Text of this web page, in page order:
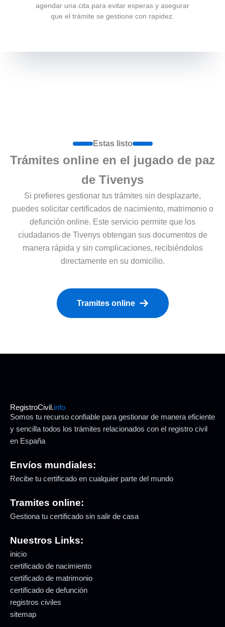
agendar una cita para evitar esperas y asegurar
que el trámite se gestione con rapidez.
Estas listo
Trámites online en el jugado de paz
de Tivenys
Si prefieres gestionar tus trámites sin desplazarte,
puedes solicitar certificados de nacimiento, matrimonio o
defunción online. Este servicio permite que los
ciudadanos de Tivenys obtengan sus documentos de
manera rápida y sin complicaciones, recibiéndolos
directamente en su domicilio.
Tramites online
RegistroCivil.info
Somos tu recurso confiable para gestionar de manera eficiente
y sencilla todos los trámites relacionados con el registro civil
en España
Envíos mundiales:
Recibe tu certificado en cualquier parte del mundo
Tramites online:
Gestiona tu certificado sin salir de casa
Nuestros Links:
inicio
certificado de nacimiento
certificado de matrimonio
certificado de defunción
registros civiles
sitemap